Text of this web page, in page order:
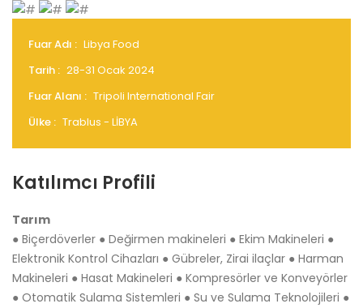
Fuar Adı : Libya Food
Tarih : 28-31 Ocak 2024
Fuar Alanı : Tripoli International Fair
Ülke : Trablus - LİBYA
Katılımcı Profili
Tarım
● Biçerdöverler ● Değirmen makineleri ● Ekim Makineleri ●
Elektronik Kontrol Cihazları ● Gübreler, Zirai ilaçlar ● Harman
Makineleri ● Hasat Makineleri ● Kompresörler ve Konveyörler
● Otomatik Sulama Sistemleri ● Su ve Sulama Teknolojileri ●